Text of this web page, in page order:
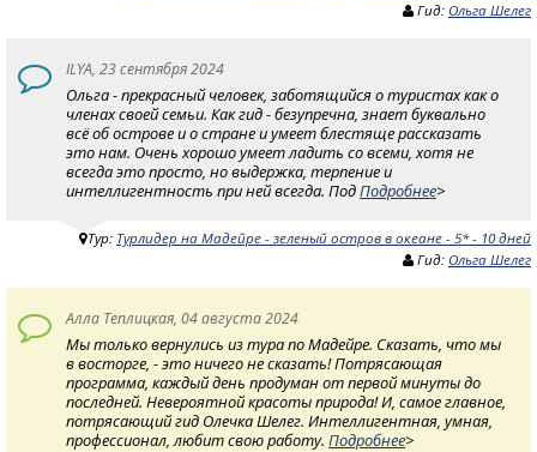
Гид: Ольга Шелег
ILYA, 23 сентября 2024
Ольга - прекрасный человек, заботящийся о туристах как о
членах своей семьи. Как гид - безупречна, знает буквально
всё об острове и о стране и умеет блестяще рассказать
это нам. Очень хорошо умеет ладить со всеми, хотя не
всегда это просто, но выдержка, терпение и
интеллигентность при ней всегда. ПодПодробнее>
Тур: Турлидер на Мадейре - зеленый остров в океане - 5* - 10 дней
Гид: Ольга Шелег
Алла Теплицкая, 04 августа 2024
Мы только вернулись из тура по Мадейре. Сказать, что мы
в восторге, - это ничего не сказать! Потрясающая
программа, каждый день продуман от первой минуты до
последней. Невероятной красоты природа! И, самое главное,
потрясающий гид Олечка Шелег. Интеллигентная, умная,
профессионал, любит свою работу. Подробнее>